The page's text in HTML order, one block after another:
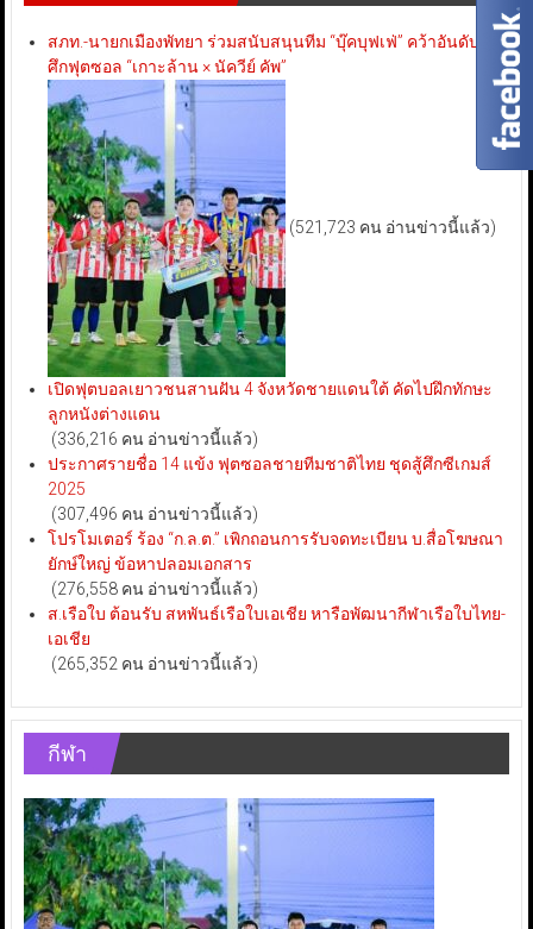
สภท.-นายกเมืองพัทยา ร่วมสนับสนุนทีม “บุ๊คบุฟเฟ่” คว้าอันดับ 3
ศึกฟุตซอล “เกาะล้าน × นัควีย์ คัพ”
(521,723 คน อ่านข่าวนี้แล้ว)
เปิดฟุตบอลเยาวชนสานฝัน 4 จังหวัดชายแดนใต้ คัดไปฝึกทักษะ
ลูกหนังต่างแดน
(336,216 คน อ่านข่าวนี้แล้ว)
ประกาศรายชื่อ 14 แข้ง ฟุตซอลชายทีมชาติไทย ชุดสู้ศึกซีเกมส์
2025
(307,496 คน อ่านข่าวนี้แล้ว)
โปรโมเตอร์ ร้อง “ก.ล.ต.” เพิกถอนการรับจดทะเบียน บ.สื่อโฆษณา
ยักษ์ใหญ่ ข้อหาปลอมเอกสาร
(276,558 คน อ่านข่าวนี้แล้ว)
ส.เรือใบ ต้อนรับ สหพันธ์เรือใบเอเชีย หารือพัฒนากีฬาเรือใบไทย-
เอเชีย
(265,352 คน อ่านข่าวนี้แล้ว)
กีฬา